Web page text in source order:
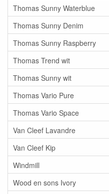
Thomas Sunny Waterblue
Thomas Sunny Denim
Thomas Sunny Raspberry
Thomas Trend wit
Thomas Sunny wit
Thomas Vario Pure
Thomas Vario Space
Van Cleef Lavandre
Van Cleef Kip
Windmill
Wood en sons Ivory